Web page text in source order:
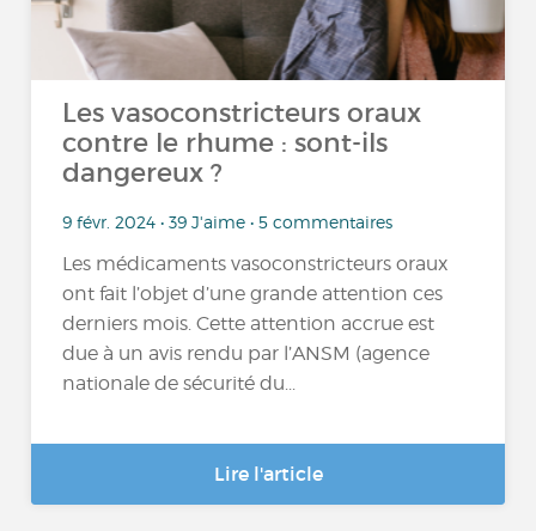
Les vasoconstricteurs oraux
contre le rhume : sont-ils
dangereux ?
9 févr. 2024 • 39 J'aime • 5 commentaires
Les médicaments vasoconstricteurs oraux
ont fait l’objet d’une grande attention ces
derniers mois. Cette attention accrue est
due à un avis rendu par l’ANSM (agence
nationale de sécurité du...
Lire l'article